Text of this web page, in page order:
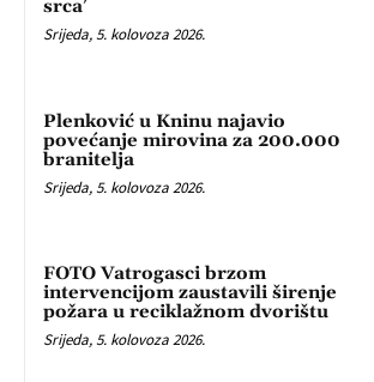
srca’
Srijeda, 5. kolovoza 2026.
Plenković u Kninu najavio
povećanje mirovina za 200.000
branitelja
Srijeda, 5. kolovoza 2026.
FOTO Vatrogasci brzom
intervencijom zaustavili širenje
požara u reciklažnom dvorištu
Srijeda, 5. kolovoza 2026.